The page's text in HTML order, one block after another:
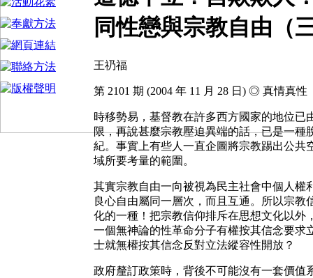
同性戀與宗教自由（
王礽福
第 2101 期 (2004 年 11 月 28 日) ◎ 真情真性
時移勢易，基督教在許多西方國家的地位
限，再說甚麼宗教壓迫異端的話，已是一種
紀。事實上有些人一直企圖將宗教踢出公共
域所要考量的範圍。
其實宗教自由一向被視為民主社會中個人權
良心自由屬同一層次，而且互通。所以宗
化的一種！把宗教信仰排斥在思想文化以外
一個無神論的性革命分子有權按其信念要求
士就無權按其信念反對立法縱容性開放？
政府釐訂政策時，背後不可能沒有一套價值